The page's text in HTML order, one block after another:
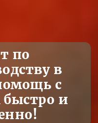
по
в
с
и